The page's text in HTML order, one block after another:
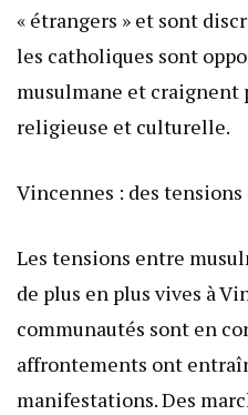
« étrangers » et sont
les catholiques sont
musulmane et
religieuse et culturelle.
Vincennes : des
Les tensions entre
de plus en plus vives à
communautés sont en
affrontements ont
manifestations. Des